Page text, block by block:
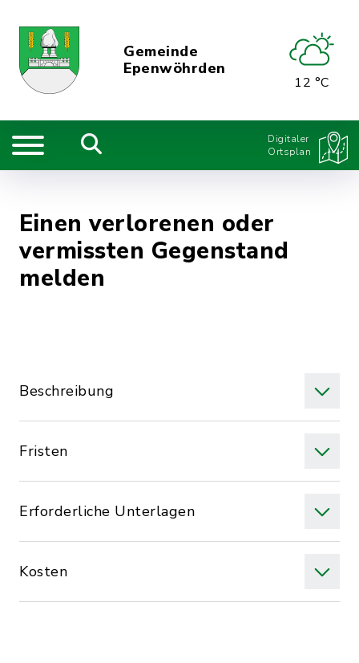
Gemeinde
Epenwöhrden
12 °C
Digitaler
Ortsplan
Einen verlorenen oder
vermissten Gegenstand
melden
Beschreibung
Fristen
Erforderliche Unterlagen
Kosten